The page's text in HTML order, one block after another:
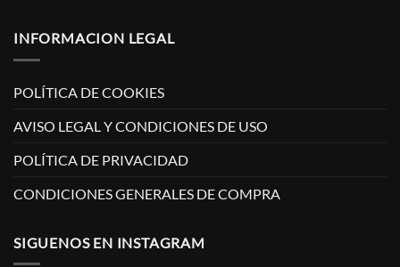
INFORMACION LEGAL
POLÍTICA DE COOKIES
AVISO LEGAL Y CONDICIONES DE USO
POLÍTICA DE PRIVACIDAD
CONDICIONES GENERALES DE COMPRA
SIGUENOS EN INSTAGRAM